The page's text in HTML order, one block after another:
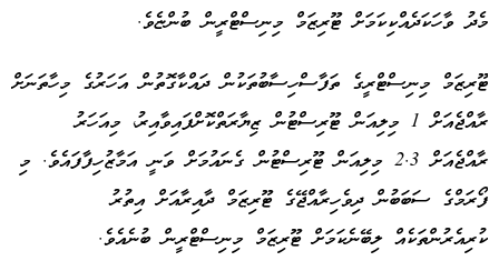
މެދު ވާހަކަދެއްކިކަމަށް ޓޫރިޒަމް މިނިސްޓްރީން ބުންޏެވެ.
ޓޫރިޒަމް މިނިސްޓްރީގެ ތަފާސްހިސާބުތަކުން ދައްކާގޮތުން އަހަރުގެ މިހާތަނަށް
ރާއްޖެއަށް 1 މިލިއަން ޓޫރިސްޓުން ޒިޔާރަތްކޮށްފައިވާއިރު، މިއަހަރު
ރާއްޖެއަށް 2.3 މިލިއަން ޓޫރިސްޓުން ގެނައުމަށް ވަނީ އަމާޒުހިފާފައެވެ. މި
ފޯރަމްގެ ސަބަބުން ދިވެހިރާއްޖޭގެ ޓޫރިޒަމް ދާއިރާއަށް އިތުރު
ކުރިއެރުންތަކެއް ލިބޭނެކަމަށް ޓޫރިޒަމް މިނިސްޓްރީން ބުނެއެވެ.